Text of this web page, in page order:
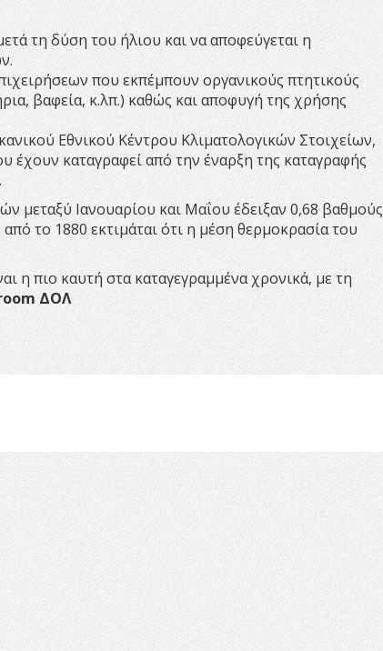
τη δύση του ήλιου και να αποφεύγεται η
που εκπέμπουν οργανικούς πτητικούς
βαφεία, κ.λπ.) καθώς και αποφυγή της χρήσης
Εθνικού Κέντρου Κλιματολογικών Στοιχείων,
έχουν καταγραφεί από την έναρξη της καταγραφής
μεταξύ Ιανουαρίου και Μαΐου έδειξαν 0,68 βαθμούς
το 1880 εκτιμάται ότι η μέση θερμοκρασία του
η πιο καυτή στα καταγεγραμμένα χρονικά, με τη
ΔΟΛ